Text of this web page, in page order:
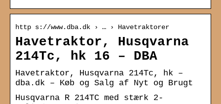
http s://www.dba.dk › … › Havetraktorer
Havetraktor, Husqvarna
214Tc, hk 16 – DBA
Havetraktor, Husqvarna 214Tc, hk –
dba.dk – Køb og Salg af Nyt og Brugt
Husqvarna R 214TC med stærk 2-